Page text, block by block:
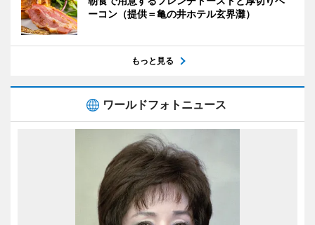
ーコン（提供＝亀の井ホテル玄界灘）
もっと見る
ワールドフォトニュース